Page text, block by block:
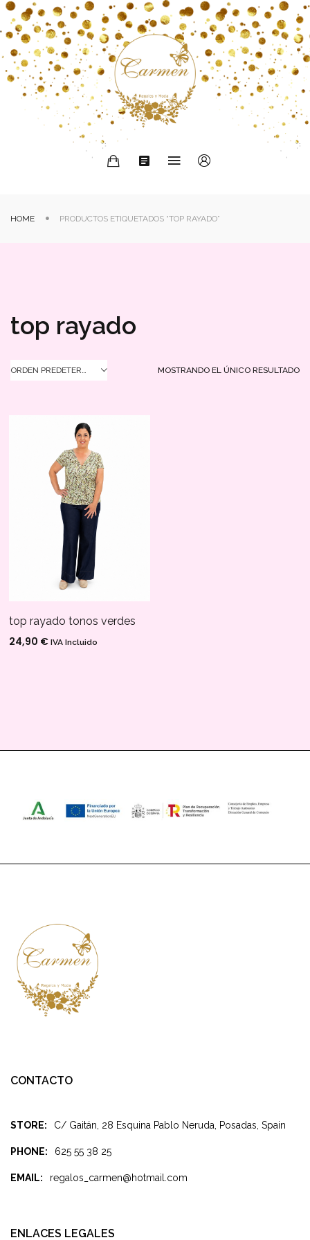
HOME PRODUCTOS ETIQUETADOS “TOP RAYADO”
top rayado
MOSTRANDO EL ÚNICO RESULTADO
ORDEN PREDETERMINADO
top rayado tonos verdes
24,90 € IVA Incluido
CONTACTO
STORE: C/ Gaitán, 28 Esquina Pablo Neruda, Posadas, Spain
PHONE: 625 55 38 25
EMAIL: regalos_carmen@hotmail.com
ENLACES LEGALES